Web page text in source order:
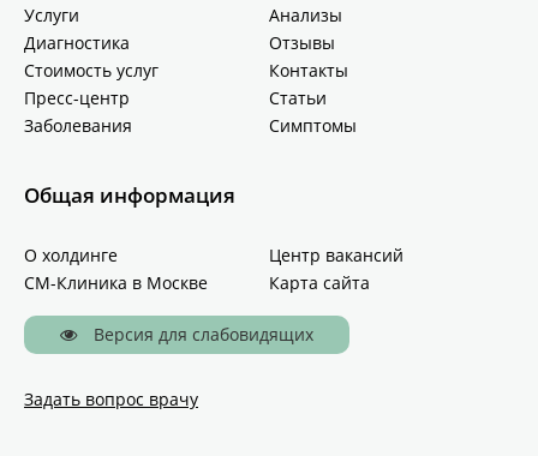
Услуги
Анализы
Диагностика
Отзывы
Стоимость услуг
Контакты
Пресс-центр
Статьи
Заболевания
Симптомы
Общая информация
О холдинге
Центр вакансий
СМ-Клиника в Москве
Карта сайта
Версия для слабовидящих
Задать вопрос врачу